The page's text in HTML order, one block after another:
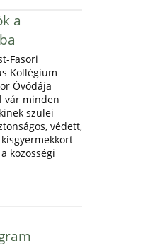
a
Fasori
Kollégium
Óvódája
vár minden
szülei
védett,
közösségi